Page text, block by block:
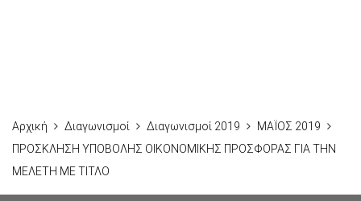
Αρχική Διαγωνισμοί Διαγωνισμοί 2019
ΜΑΪΟΣ 2019
ΠΡΟΣΚΛΗΣΗ ΥΠΟΒΟΛΗΣ ΟΙΚΟΝΟΜΙΚΗΣ ΠΡΟΣΦΟΡΑΣ ΓΙΑ ΤΗΝ
ΜΕΛΕΤΗ ΜΕ ΤΙΤΛΟ